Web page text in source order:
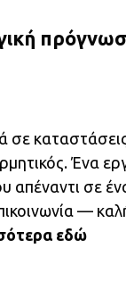
Ένα
σε
—
εδώ